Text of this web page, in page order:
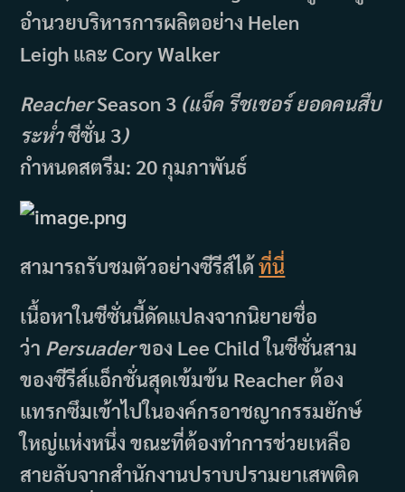
อำนวยบริหารการผลิตอย่าง Helen
Leigh และ Cory Walker
ReacherSeason 3 (แจ็ค รีชเชอร์ ยอดคนสืบ
ระห่ำซีซั่น 3)
กำหนดสตรีม: 20 กุมภาพันธ์
สามารถรับชมตัวอย่างซีรีส์ได้ที่นี่
เนื้อหาในซีซั่นนี้ดัดแปลงจากนิยายชื่อ
ว่า Persuaderของ Lee Child ในซีซั่นสาม
ของซีรีส์แอ็กชั่นสุดเข้มข้น Reacher ต้อง
แทรกซึมเข้าไปในองค์กรอาชญากรรมยักษ์
ใหญ่แห่งหนึ่ง ขณะที่ต้องทำการช่วยเหลือ
สายลับจากสำนักงานปราบปรามยาเสพติด